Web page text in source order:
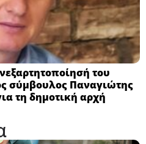
του
σύμβουλος Παναγιώτης
τη δημοτική αρχή